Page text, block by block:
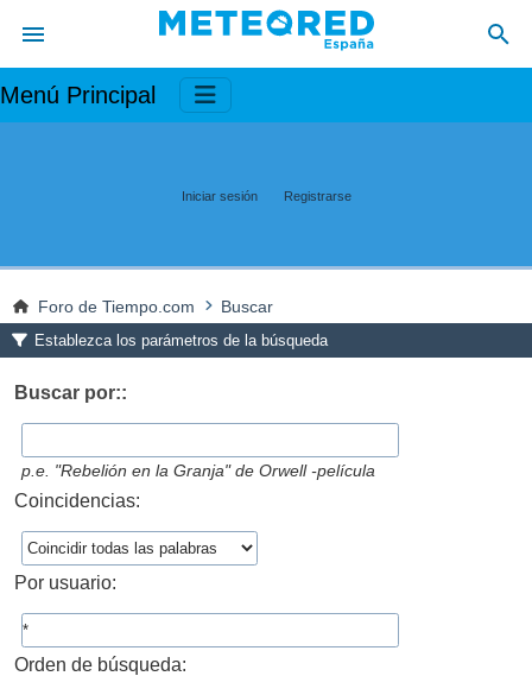
Menú Principal
Iniciar sesión Registrarse
Foro de Tiempo.com Buscar
Establezca los parámetros de la búsqueda
Buscar por::
p.e. "Rebelión en la Granja" de Orwell -película
Coincidencias:
Por usuario:
Orden de búsqueda: